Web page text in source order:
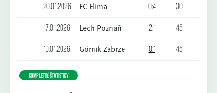
20.01.2026 FC Elimai 0:4 30
17.01.2026 Lech Poznaň 2:1 45
10.01.2026 Górnik Zabrze 0:1 45
KOMPLETNÉ ŠTATISTIKY